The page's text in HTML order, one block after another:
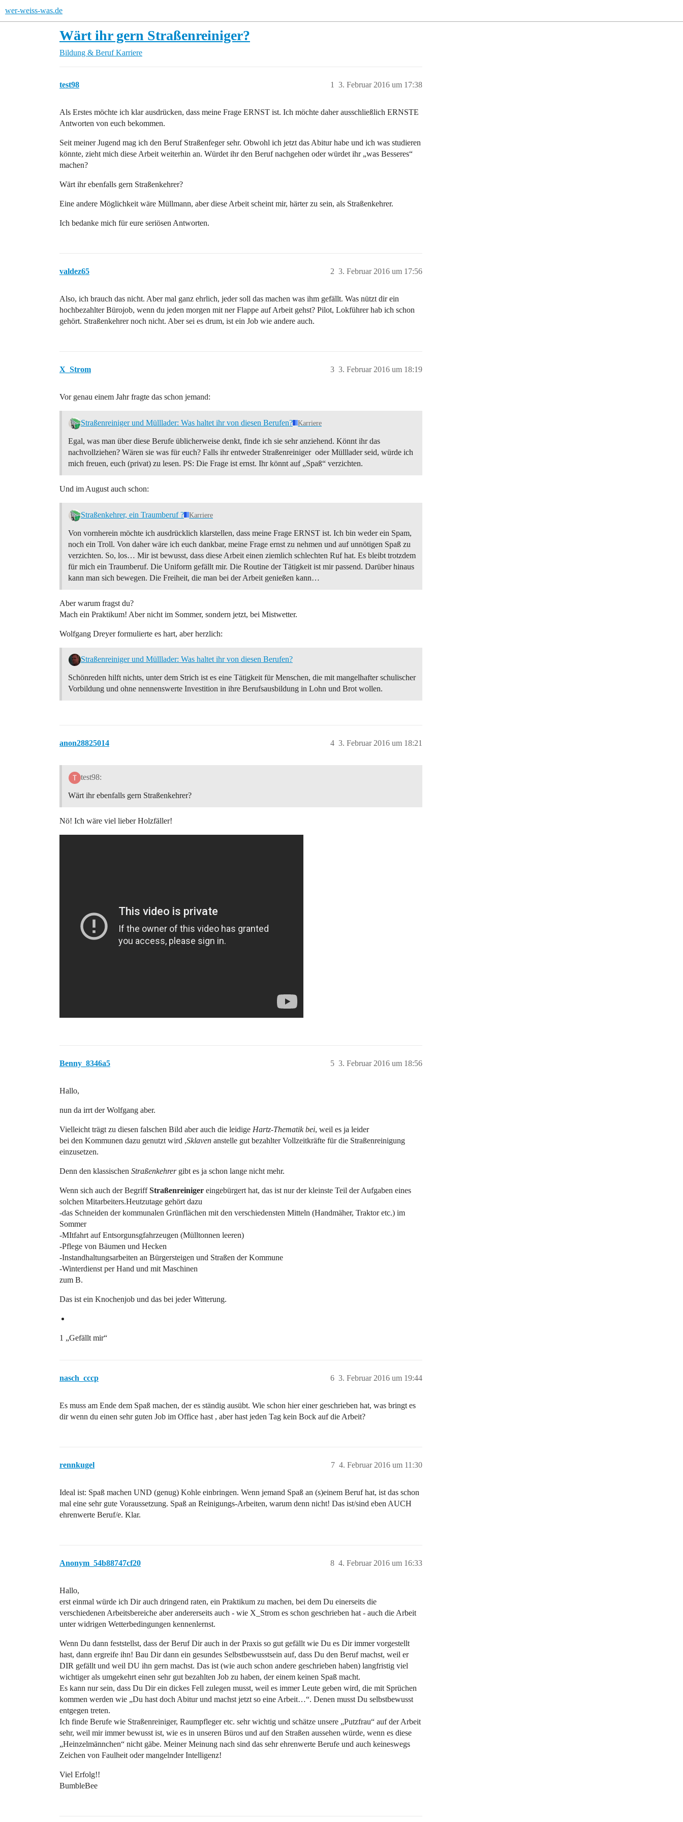
wer-weiss-was.de
Wärt ihr gern Straßenreiniger?
Bildung & Beruf Karriere
test98 3. Februar 2016 um 17:38
1
Als Erstes möchte ich klar ausdrücken, dass meine Frage ERNST ist. Ich möchte daher ausschließlich ERNSTE
Antworten von euch bekommen.
Seit meiner Jugend mag ich den Beruf Straßenfeger sehr. Obwohl ich jetzt das Abitur habe und ich was studieren
könnte, zieht mich diese Arbeit weiterhin an. Würdet ihr den Beruf nachgehen oder würdet ihr „was Besseres“
machen?
Wärt ihr ebenfalls gern Straßenkehrer?
Eine andere Möglichkeit wäre Müllmann, aber diese Arbeit scheint mir, härter zu sein, als Straßenkehrer.
Ich bedanke mich für eure seriösen Antworten.
valdez65 3. Februar 2016 um 17:56
2
Also, ich brauch das nicht. Aber mal ganz ehrlich, jeder soll das machen was ihm gefällt. Was nützt dir ein
hochbezahlter Bürojob, wenn du jeden morgen mit ner Flappe auf Arbeit gehst? Pilot, Lokführer hab ich schon
gehört. Straßenkehrer noch nicht. Aber sei es drum, ist ein Job wie andere auch.
X_Strom 3. Februar 2016 um 18:19
3
Vor genau einem Jahr fragte das schon jemand:
Straßenreiniger und Mülllader: Was haltet ihr von diesen Berufen? Karriere
Egal, was man über diese Berufe üblicherweise denkt, finde ich sie sehr anziehend. Könnt ihr das
nachvollziehen? Wären sie was für euch? Falls ihr entweder Straßenreiniger oder Mülllader seid, würde ich
mich freuen, euch (privat) zu lesen. PS: Die Frage ist ernst. Ihr könnt auf „Spaß“ verzichten.
Und im August auch schon:
Straßenkehrer, ein Traumberuf ? Karriere
Von vornherein möchte ich ausdrücklich klarstellen, dass meine Frage ERNST ist. Ich bin weder ein Spam,
noch ein Troll. Von daher wäre ich euch dankbar, meine Frage ernst zu nehmen und auf unnötigen Spaß zu
verzichten. So, los… Mir ist bewusst, dass diese Arbeit einen ziemlich schlechten Ruf hat. Es bleibt trotzdem
für mich ein Traumberuf. Die Uniform gefällt mir. Die Routine der Tätigkeit ist mir passend. Darüber hinaus
kann man sich bewegen. Die Freiheit, die man bei der Arbeit genießen kann…
Aber warum fragst du?
Mach ein Praktikum! Aber nicht im Sommer, sondern jetzt, bei Mistwetter.
Wolfgang Dreyer formulierte es hart, aber herzlich:
Straßenreiniger und Mülllader: Was haltet ihr von diesen Berufen?
Schönreden hilft nichts, unter dem Strich ist es eine Tätigkeit für Menschen, die mit mangelhafter schulischer
Vorbildung und ohne nennenswerte Investition in ihre Berufsausbildung in Lohn und Brot wollen.
anon28825014 3. Februar 2016 um 18:21
4
test98:
Wärt ihr ebenfalls gern Straßenkehrer?
Nö! Ich wäre viel lieber Holzfäller!
Benny_8346a5 3. Februar 2016 um 18:56
5
Hallo,
nun da irrt der Wolfgang aber.
Vielleicht trägt zu diesen falschen Bild aber auch die leidige Hartz-Thematik bei, weil es ja leider
bei den Kommunen dazu genutzt wird ,Sklaven anstelle gut bezahlter Vollzeitkräfte für die Straßenreinigung
einzusetzen.
Denn den klassischen Straßenkehrergibt es ja schon lange nicht mehr.
Wenn sich auch der BegriffStraßenreiniger eingebürgert hat, das ist nur der kleinste Teil der Aufgaben eines
solchen Mitarbeiters.Heutzutage gehört dazu
-das Schneiden der kommunalen Grünflächen mit den verschiedensten Mitteln (Handmäher, Traktor etc.) im
Sommer
-MItfahrt auf Entsorgunsgfahrzeugen (Mülltonnen leeren)
-Pflege von Bäumen und Hecken
-Instandhaltungsarbeiten an Bürgersteigen und Straßen der Kommune
-Winterdienst per Hand und mit Maschinen
zum B.
Das ist ein Knochenjob und das bei jeder Witterung.
1 „Gefällt mir“
nasch_cccp 3. Februar 2016 um 19:44
6
Es muss am Ende dem Spaß machen, der es ständig ausübt. Wie schon hier einer geschrieben hat, was bringt es
dir wenn du einen sehr guten Job im Office hast , aber hast jeden Tag kein Bock auf die Arbeit?
rennkugel 4. Februar 2016 um 11:30
7
Ideal ist: Spaß machen UND (genug) Kohle einbringen. Wenn jemand Spaß an (s)einem Beruf hat, ist das schon
mal eine sehr gute Voraussetzung. Spaß an Reinigungs-Arbeiten, warum denn nicht! Das ist/sind eben AUCH
ehrenwerte Beruf/e. Klar.
Anonym_54b88747cf20 4. Februar 2016 um 16:33
8
Hallo,
erst einmal würde ich Dir auch dringend raten, ein Praktikum zu machen, bei dem Du einerseits die
verschiedenen Arbeitsbereiche aber andererseits auch - wie X_Strom es schon geschrieben hat - auch die Arbeit
unter widrigen Wetterbedingungen kennenlernst.
Wenn Du dann feststellst, dass der Beruf Dir auch in der Praxis so gut gefällt wie Du es Dir immer vorgestellt
hast, dann ergreife ihn! Bau Dir dann ein gesundes Selbstbewusstsein auf, dass Du den Beruf machst, weil er
DIR gefällt und weil DU ihn gern machst. Das ist (wie auch schon andere geschrieben haben) langfristig viel
wichtiger als umgekehrt einen sehr gut bezahlten Job zu haben, der einem keinen Spaß macht.
Es kann nur sein, dass Du Dir ein dickes Fell zulegen musst, weil es immer Leute geben wird, die mit Sprüchen
kommen werden wie „Du hast doch Abitur und machst jetzt so eine Arbeit…“. Denen musst Du selbstbewusst
entgegen treten.
Ich finde Berufe wie Straßenreiniger, Raumpfleger etc. sehr wichtig und schätze unsere „Putzfrau“ auf der Arbeit
sehr, weil mir immer bewusst ist, wie es in unseren Büros und auf den Straßen aussehen würde, wenn es diese
„Heinzelmännchen“ nicht gäbe. Meiner Meinung nach sind das sehr ehrenwerte Berufe und auch keineswegs
Zeichen von Faulheit oder mangelnder Intelligenz!
Viel Erfolg!!
BumbleBee